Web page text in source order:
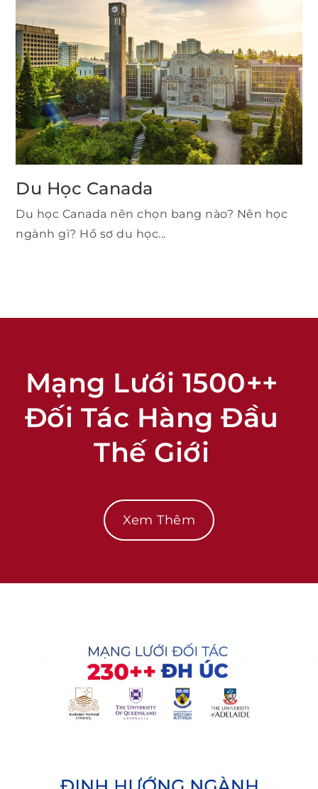
Du Học Canada
Du học Canada nên chọn bang nào? Nên học
ngành gì? Hồ sơ du học...
Mạng Lưới 1500++
Đối Tác Hàng Đầu
Thế Giới
Xem Thêm